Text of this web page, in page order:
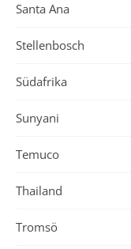
Santa Ana
Stellenbosch
Südafrika
Sunyani
Temuco
Thailand
Tromsö